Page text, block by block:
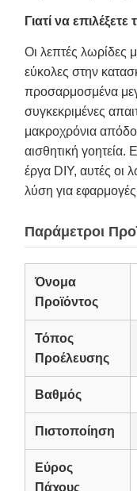
Γιατί να
Οι λεπτές λωρίδες
εύκολες στην
προσαρμοσμένα
συγκεκριμένες
μακροχρόνια
αισθητική γοητεία.
έργα DIY, αυτές οι
λύση για
Παράμετροι
Όνομα
Προϊόντος
Τόπος
Προέλευσης
Βαθμός
Πιστοποίηση
Εύρος
Πάχους